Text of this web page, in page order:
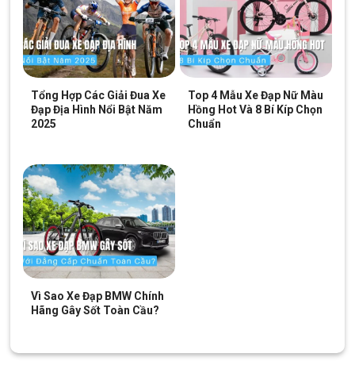
Bộ truyền động đến từ thương hiệu Shimano cao cấp trên Xe Đạp
Đường Phố 700c California City 200 2021
Tổng Hợp Các Giải Đua Xe
Đạp Địa Hình Nổi Bật Năm
2025
Top 4 Mẫu Xe Đạp Nữ Màu
Hồng Hot Và 8 Bí Kíp Chọn
Chuẩn
Vì Sao Xe Đạp BMW Chính
Hãng Gây Sốt Toàn Cầu?